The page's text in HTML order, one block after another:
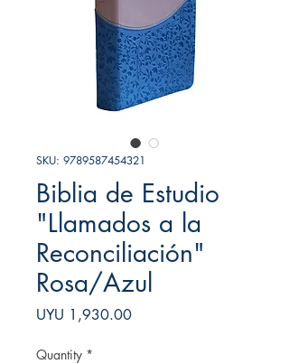
SKU: 9789587454321
Biblia de Estudio
"Llamados a la
Reconciliación"
Rosa/Azul
UYU 1,930.00Price
Quantity *